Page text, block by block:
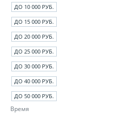
ДО 10 000 РУБ.
ДО 15 000 РУБ.
ДО 20 000 РУБ.
ДО 25 000 РУБ.
ДО 30 000 РУБ.
ДО 40 000 РУБ.
ДО 50 000 РУБ.
Время